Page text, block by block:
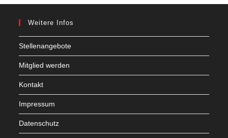
Weitere Infos
Stellenangebote
Mitglied werden
Kontakt
Impressum
Datenschutz